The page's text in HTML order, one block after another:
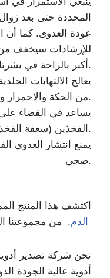
المحددة حتى بعد
عودة العدوى. كما أن
للإرشادات سيخفف من
أكبر بالراحة في بشرتك.
يعالج الالتهابات
من الحكة والاحمرار والتهيج.
يساعد في القضاء
الفخذين (سعفة الفخذ).
يمنع انتشار العدوى
صحي.
اكتشف هذا المنتج
الدم
نحن شركة تصدير
أدوية عالية الجودة